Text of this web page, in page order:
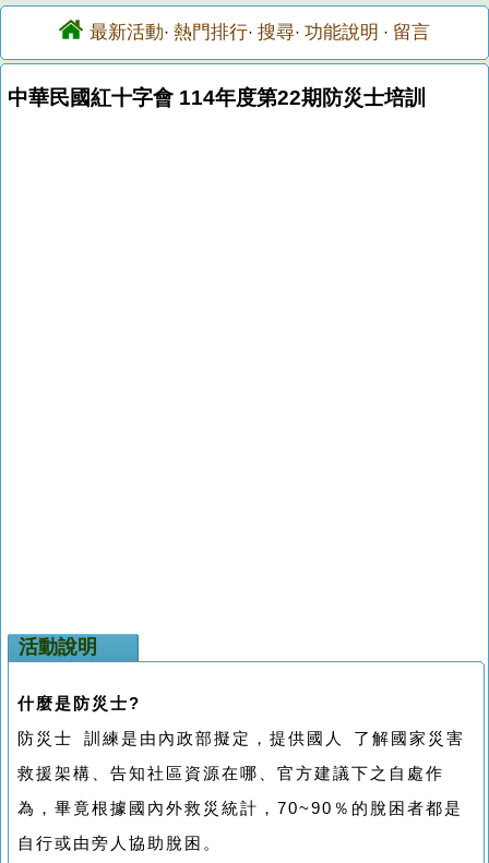
最新活動· 熱門排行· 搜尋· 功能說明 · 留言
中華民國紅十字會 114年度第22期防災士培訓
活動說明
什麼是防災士?
防災士 訓練是由內政部擬定，提供國人 了解國家災害
救援架構、告知社區資源在哪、官方建議下之自處作
為，畢竟根據國內外救災統計，70~90％的脫困者都是
自行或由旁人協助脫困。